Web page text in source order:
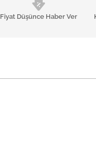
Fiyat Düşünce Haber Ver